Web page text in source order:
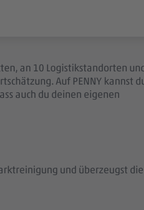
an 10 Logistikstandorten
Auf PENNY kannst
auch du deinen eigenen
und überzeugst die